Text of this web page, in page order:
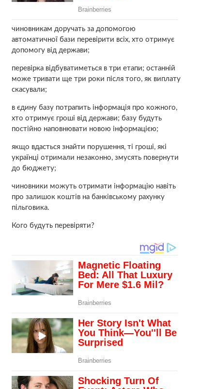
чиновникам доручать за допомогою
автоматичної бази перевірити всіх, хто отримує
допомогу від держави;
перевірка відбуватиметься в три етапи; останній
може тривати ще три роки після того, як виплату
скасували;
в єдину базу потрапить інформація про кожного,
хто отримує гроші від держави; базу будуть
постійно наповнювати новою інформацією;
якщо вдасться знайти порушення, ті гроші, які
українці отримали незаконно, змусять повернути
до бюджету;
чиновники можуть отримати інформацію навіть
про залишок коштів на банківському рахунку
пільговика.
Кого будуть перевіряти?